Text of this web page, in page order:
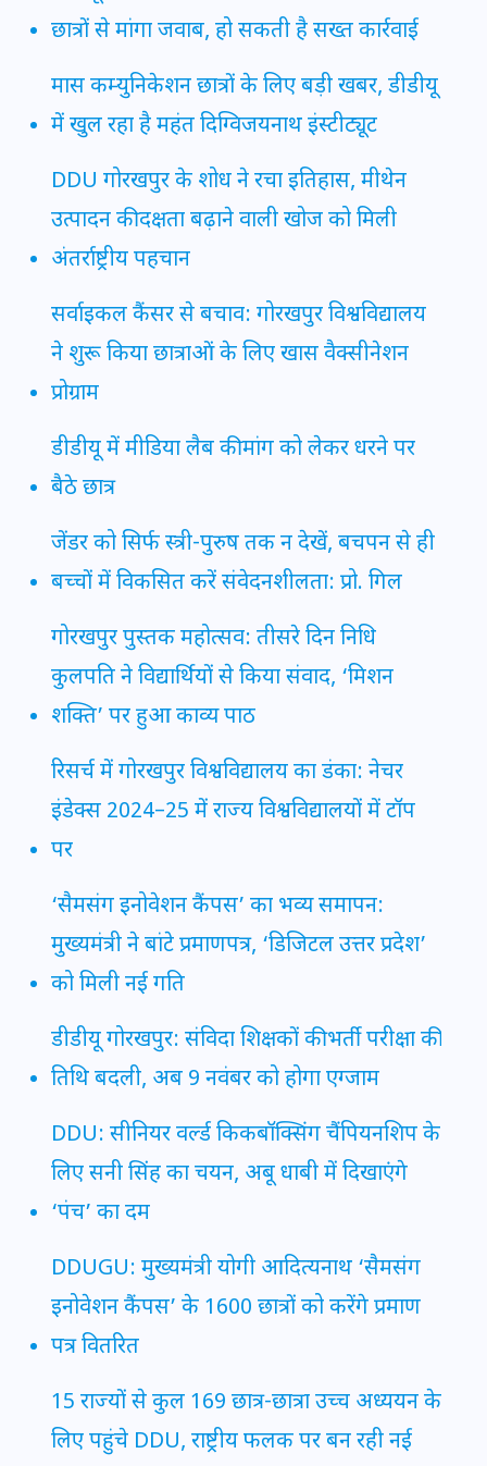
छात्रों से मांगा जवाब, हो सकती है सख्त कार्रवाई
मास कम्युनिकेशन छात्रों के लिए बड़ी खबर, डीडीयू
में खुल रहा है महंत दिग्विजयनाथ इंस्टीट्यूट
DDU गोरखपुर के शोध ने रचा इतिहास, मीथेन
उत्पादन की दक्षता बढ़ाने वाली खोज को मिली
अंतर्राष्ट्रीय पहचान
सर्वाइकल कैंसर से बचाव: गोरखपुर विश्वविद्यालय
ने शुरू किया छात्राओं के लिए खास वैक्सीनेशन
प्रोग्राम
डीडीयू में मीडिया लैब की मांग को लेकर धरने पर
बैठे छात्र
जेंडर को सिर्फ स्त्री-पुरुष तक न देखें, बचपन से ही
बच्चों में विकसित करें संवेदनशीलता: प्रो. गिल
गोरखपुर पुस्तक महोत्सव: तीसरे दिन निधि
कुलपति ने विद्यार्थियों से किया संवाद, ‘मिशन
शक्ति’ पर हुआ काव्य पाठ
रिसर्च में गोरखपुर विश्वविद्यालय का डंका: नेचर
इंडेक्स 2024–25 में राज्य विश्वविद्यालयों में टॉप
पर
‘सैमसंग इनोवेशन कैंपस’ का भव्य समापन:
मुख्यमंत्री ने बांटे प्रमाणपत्र, ‘डिजिटल उत्तर प्रदेश’
को मिली नई गति
डीडीयू गोरखपुर: संविदा शिक्षकों की भर्ती परीक्षा की
तिथि बदली, अब 9 नवंबर को होगा एग्जाम
DDU: सीनियर वर्ल्ड किकबॉक्सिंग चैंपियनशिप के
लिए सनी सिंह का चयन, अबू धाबी में दिखाएंगे
‘पंच’ का दम
DDUGU: मुख्यमंत्री योगी आदित्यनाथ ‘सैमसंग
इनोवेशन कैंपस’ के 1600 छात्रों को करेंगे प्रमाण
पत्र वितरित
15 राज्यों से कुल 169 छात्र-छात्रा उच्च अध्ययन के
लिए पहुंचे DDU, राष्ट्रीय फलक पर बन रही नई